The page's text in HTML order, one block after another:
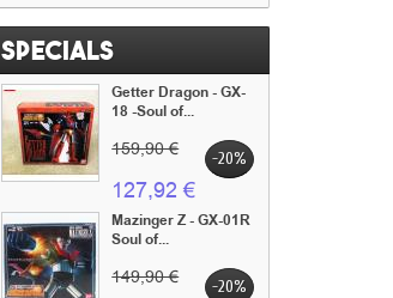
Specials
Getter Dragon - GX-
18 -Soul of...
159,90 € -20%
127,92 €
Mazinger Z - GX-01R
Soul of...
149,90 € -20%